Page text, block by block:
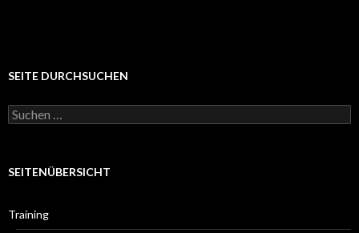
SEITE DURCHSUCHEN
S
u
e
a
SEITENÜBERSICHT
Training